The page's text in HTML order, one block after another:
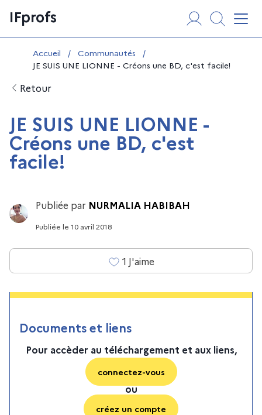
au
contenu
IFprofs
Vous êtes ici :
Accueil / Communautés
/
JE SUIS UNE LIONNE - Créons une BD, c'est facile!
Retour
JE SUIS UNE LIONNE -
Créons une BD, c'est
facile!
Publiée par NURMALIA HABIBAH
Publiée le 10 avril 2018
1 J'aime
Documents et liens
Pour accèder au téléchargement et aux liens,
connectez-vous
ou
créez un compte